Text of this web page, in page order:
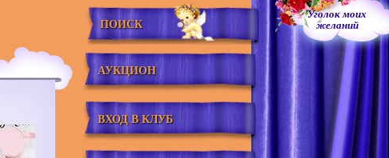
Уголок моих
желаний
ПОИСК
АУКЦИОН
ВХОД В КЛУБ